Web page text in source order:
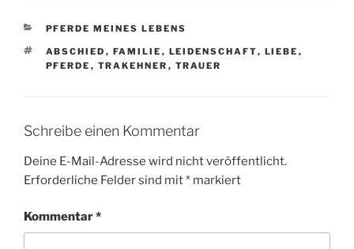
KATEGORIEN
PFERDE MEINES LEBENS
SCHLAGWÖRTER
ABSCHIED , FAMILIE , LEIDENSCHAFT, LIEBE ,
PFERDE , TRAKEHNER , TRAUER
Schreibe einen Kommentar
Deine E-Mail-Adresse wird nicht veröffentlicht.
Erforderliche Felder sind mit* markiert
Kommentar*